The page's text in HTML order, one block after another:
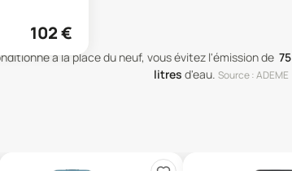
102€
à la place du neuf, vous évitez l'émission de 75
litres d'eau. Source : ADEME